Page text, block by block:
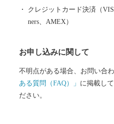
テム切替完了予定の3月4日（
賜りますようお願い申し上げま
クレジットカード決済（
ners、AMEX）
お申し込みに関して
不明点がある場合、お問い合
ある質問（FAQ）」 に掲載し
ださい。